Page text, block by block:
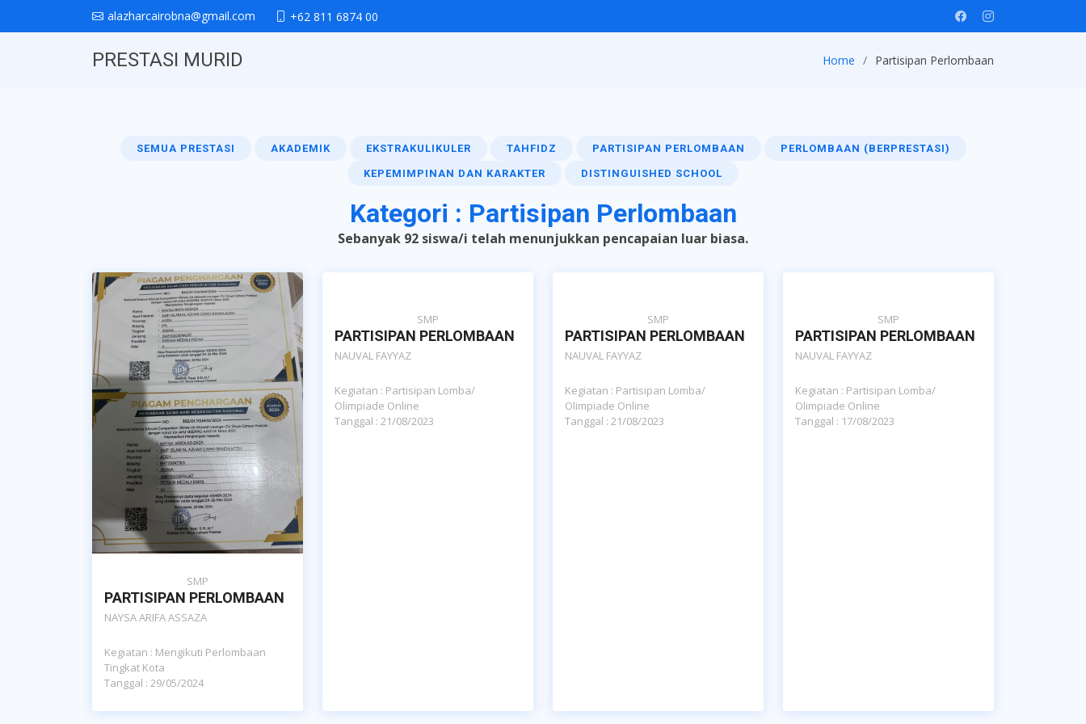
alazharcairobna@gmail.com +62 811 6874 00
PRESTASI MURID Home Partisipan Perlombaan
SEMUA PRESTASI AKADEMIK EKSTRAKULIKULER TAHFIDZ PARTISIPAN PERLOMBAAN PERLOMBAAN (BERPRESTASI)
KEPEMIMPINAN DAN KARAKTER DISTINGUISHED SCHOOL
Kategori : Partisipan Perlombaan
Sebanyak 92 siswa/i telah menunjukkan pencapaian luar biasa.
SMP
PARTISIPAN PERLOMBAAN
NAYSA ARIFA ASSAZA
Kegiatan : Mengikuti Perlombaan
Tingkat Kota
Tanggal : 29/05/2024
SMP
PARTISIPAN PERLOMBAAN
NAUVAL FAYYAZ
Kegiatan : Partisipan Lomba/
Olimpiade Online
Tanggal : 21/08/2023
SMP
PARTISIPAN PERLOMBAAN
NAUVAL FAYYAZ
Kegiatan : Partisipan Lomba/
Olimpiade Online
Tanggal : 21/08/2023
SMP
PARTISIPAN PERLOMBAAN
NAUVAL FAYYAZ
Kegiatan : Partisipan Lomba/
Olimpiade Online
Tanggal : 17/08/2023